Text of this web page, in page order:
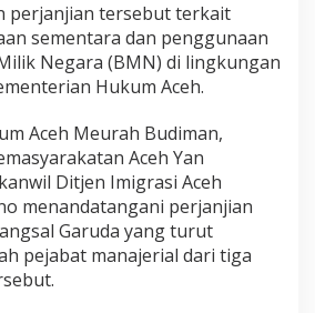
perjanjian tersebut terkait
sementara dan penggunaan
Negara (BMN) di lingkungan
Hukum Aceh.
Aceh Meurah Budiman,
Aceh Yan
Ditjen Imigrasi Aceh
menandatangani perjanjian
Garuda yang turut
pejabat manajerial dari tiga